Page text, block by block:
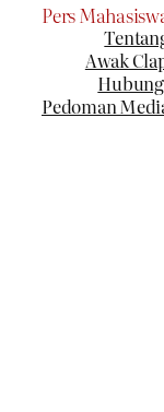
Pers
Awak
Pedoman